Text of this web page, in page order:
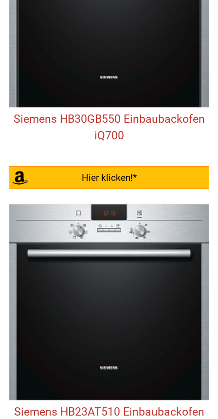
Siemens HB30GB550 Einbaubackofen
iQ700
Hier klicken!*
Siemens HB23AT510 Einbaubackofen